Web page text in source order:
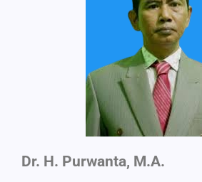
Dr. H. Purwanta, M.A.